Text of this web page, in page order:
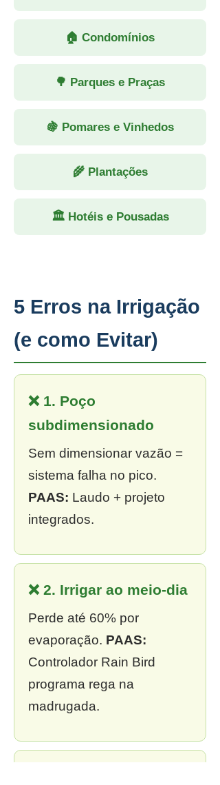
🏠 Condomínios
🌳 Parques e Praças
🍇 Pomares e Vinhedos
🌾 Plantações
🏛 Hotéis e Pousadas
5 Erros na Irrigação
(e como Evitar)
❌ 1. Poço
subdimensionado
Sem dimensionar vazão =
sistema falha no pico.
PAAS: Laudo + projeto
integrados.
❌ 2. Irrigar ao meio-dia
Perde até 60% por
evaporação. PAAS:
Controlador Rain Bird
programa rega na
madrugada.